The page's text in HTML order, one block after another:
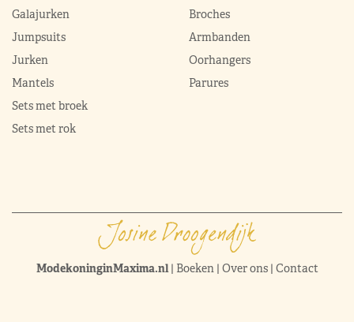
Galajurken
Jumpsuits
Jurken
Mantels
Sets met broek
Sets met rok
Broches
Armbanden
Oorhangers
Parures
ModekoninginMaxima.nl| Boeken| Over ons| Contact